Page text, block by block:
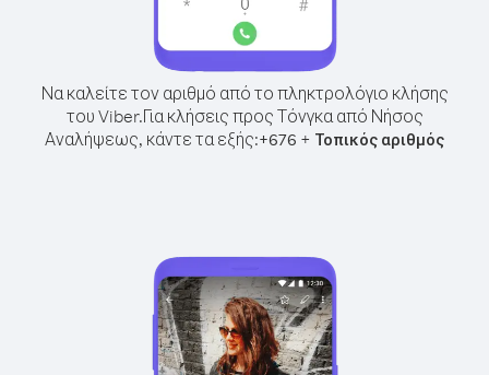
Να καλείτε τον αριθμό από το πληκτρολόγιο κλήσης
του Viber.Για κλήσεις προς Τόνγκα από Νήσος
Αναλήψεως, κάντε τα εξής:+676 + Τοπικός αριθμός